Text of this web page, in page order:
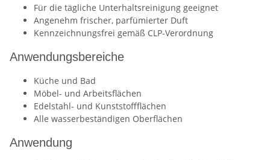
Für die tägliche Unterhaltsreinigung geeignet
Angenehm frischer, parfümierter Duft
Kennzeichnungsfrei gemäß CLP-Verordnung
Anwendungsbereiche
Küche und Bad
Möbel- und Arbeitsflächen
Edelstahl- und Kunststoffflächen
Alle wasserbeständigen Oberflächen
Anwendung